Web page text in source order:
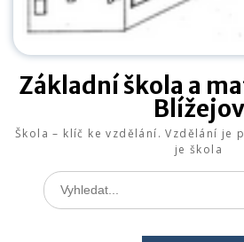
Základní škola a
Blížejov
Škola – klíč ke vzdělání. Vzdělání je
je škola
Search
for: